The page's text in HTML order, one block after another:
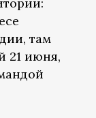
там
21 июня,